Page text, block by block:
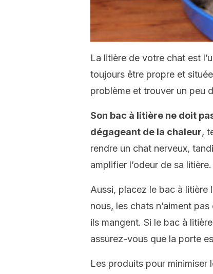
La litière de votre chat est
toujours être propre et
problème et trouver un peu
Son bac à litière ne doit
dégageant de la chaleur,
rendre un chat nerveux,
amplifier l’odeur de sa litière.
Aussi, placez le bac à litière
nous, les chats n’aiment
ils mangent. Si le bac à
assurez-vous que la porte
Les produits pour